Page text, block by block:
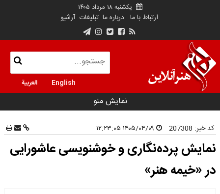
یکشنبه ۱۸ مرداد ۱۴۰۵
ارتباط با ما درباره ما تبلیغات آرشیو
English العربية
نمایش منو
کد خبر: 207308
نمایش پرده‌نگاری و خوشنویسی عاشورایی
در «خیمه هنر»